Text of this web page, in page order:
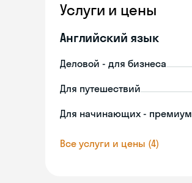
Услуги и цены
Английский язык
Деловой - для бизнеса
Для путешествий
Для начинающих - премиум
Все услуги и цены (4)